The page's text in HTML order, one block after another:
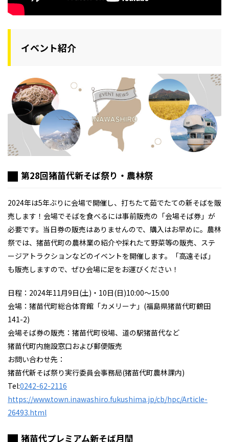
イベント紹介
第28回猪苗代新そば祭り・農林祭
2024年は5年ぶりに会場で開催し、打ちたて茹でたての新そばを販
売します！会場でそばを食べるには事前販売の「会場そば券」が
必要です。当日券の販売はありませんので、購入はお早めに。農林
祭では、猪苗代町の農林業の紹介や採れたて野菜等の販売、ステ
ージアトラクションなどのイベントを開催します。「高遠そば」
も販売しますので、ぜひ会場に足をお運びください！
日程：2024年11月9日(土)・10日(日)10:00～15:00
会場：猪苗代町総合体育館「カメリーナ」(福島県猪苗代町鶴田
141-2)
会場そば券の販売：猪苗代町役場、道の駅猪苗代など
猪苗代町内施設窓口および郵便販売
お問い合わせ先：
猪苗代新そば祭り実行委員会事務局(猪苗代町農林課内)
Tel:0242-62-2116
https://www.town.inawashiro.fukushima.jp/cb/hpc/Article-
26493.html
猪苗代プレミアム新そば月間